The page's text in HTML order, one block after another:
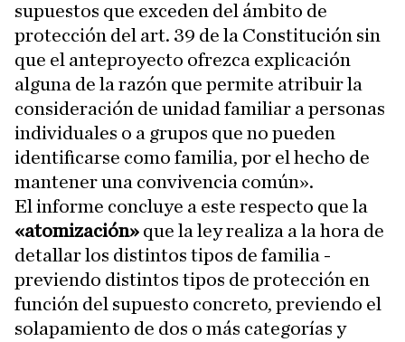
supuestos que exceden del ámbito de
protección del art. 39 de la Constitución sin
que el anteproyecto ofrezca explicación
alguna de la razón que permite atribuir la
consideración de unidad familiar a personas
individuales o a grupos que no pueden
identificarse como familia, por el hecho de
mantener una convivencia común».
El informe concluye a este respecto que la
«atomización» que la ley realiza a la hora de
detallar los distintos tipos de familia -
previendo distintos tipos de protección en
función del supuesto concreto, previendo el
solapamiento de dos o más categorías y